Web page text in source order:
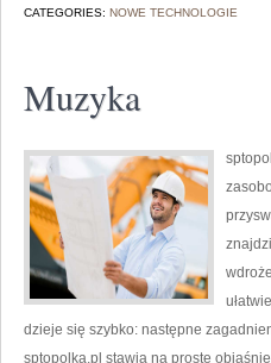
CATEGORIES: NOWE TECHNOLOGIE
Muzyka
dzieje się szybko: następne
sptopolka.pl stawia na proste